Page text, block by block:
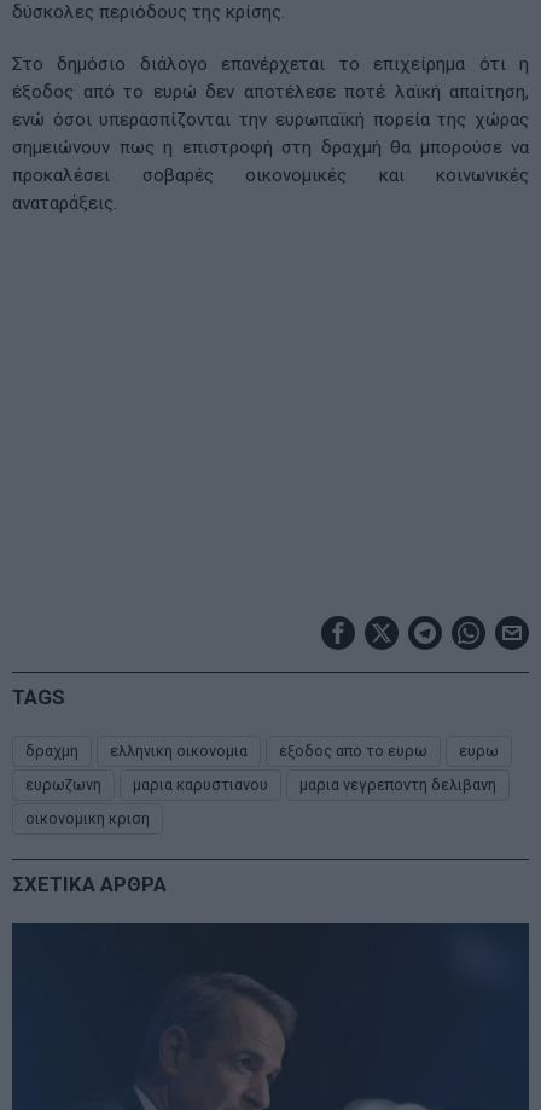
δύσκολες περιόδους της κρίσης.
Στο δημόσιο διάλογο επανέρχεται το επιχείρημα ότι η
έξοδος από το ευρώ δεν αποτέλεσε ποτέ λαϊκή απαίτηση,
ενώ όσοι υπερασπίζονται την ευρωπαϊκή πορεία της χώρας
σημειώνουν πως η επιστροφή στη δραχμή θα μπορούσε να
προκαλέσει σοβαρές οικονομικές και κοινωνικές
αναταράξεις.
TAGS
δραχμη ελληνικη οικονομια εξοδος απο το ευρω
ευρω
ευρωζωνη
μαρια καρυστιανου
μαρια νεγρεποντη δελιβανη
οικονομικη κριση
ΣΧΕΤΙΚΑ ΑΡΘΡΑ